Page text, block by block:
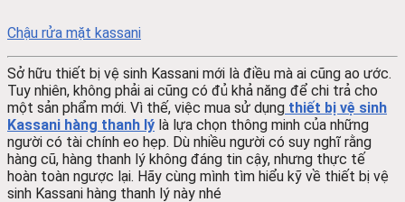
Chậu rửa mặt kassani
Sở hữu thiết bị vệ sinh Kassani mới là điều mà ai cũng ao ước.
Tuy nhiên, không phải ai cũng có đủ khả năng để chi trả cho
một sản phẩm mới. Vì thế, việc mua sử dụng thiết bị vệ sinh
Kassani hàng thanh lý là lựa chọn thông minh của những
người có tài chính eo hẹp. Dù nhiều người có suy nghĩ rằng
hàng cũ, hàng thanh lý không đáng tin cậy, nhưng thực tế
hoàn toàn ngược lại. Hãy cùng mình tìm hiểu kỹ về thiết bị vệ
sinh Kassani hàng thanh lý này nhé